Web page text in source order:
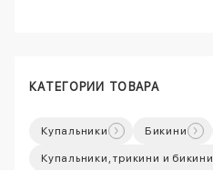
КАТЕГОРИИ ТОВАРА
Купальники Бикини
Купальники, трикини и бикини